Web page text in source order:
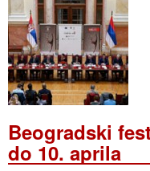
Beogradski
do 10. aprila